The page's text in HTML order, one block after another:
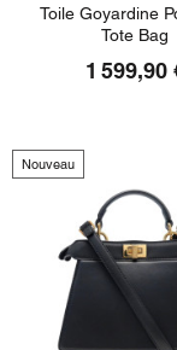
Toile Goyardine
Tote Bag
1 599,90
Nouveau